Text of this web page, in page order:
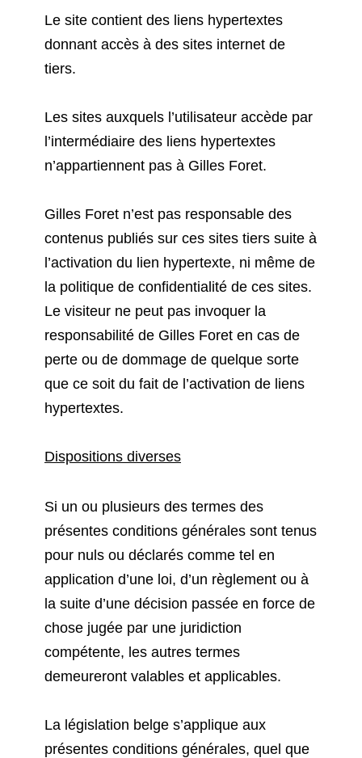
Le site contient des liens hypertextes
donnant accès à des sites internet de
tiers.
Les sites auxquels l’utilisateur accède par
l’intermédiaire des liens hypertextes
n’appartiennent pas à Gilles Foret.
Gilles Foret n’est pas responsable des
contenus publiés sur ces sites tiers suite à
l’activation du lien hypertexte, ni même de
la politique de confidentialité de ces sites.
Le visiteur ne peut pas invoquer la
responsabilité de Gilles Foret en cas de
perte ou de dommage de quelque sorte
que ce soit du fait de l’activation de liens
hypertextes.
Dispositions diverses
Si un ou plusieurs des termes des
présentes conditions générales sont tenus
pour nuls ou déclarés comme tel en
application d’une loi, d’un règlement ou à
la suite d’une décision passée en force de
chose jugée par une juridiction
compétente, les autres termes
demeureront valables et applicables.
La législation belge s’applique aux
présentes conditions générales, quel que